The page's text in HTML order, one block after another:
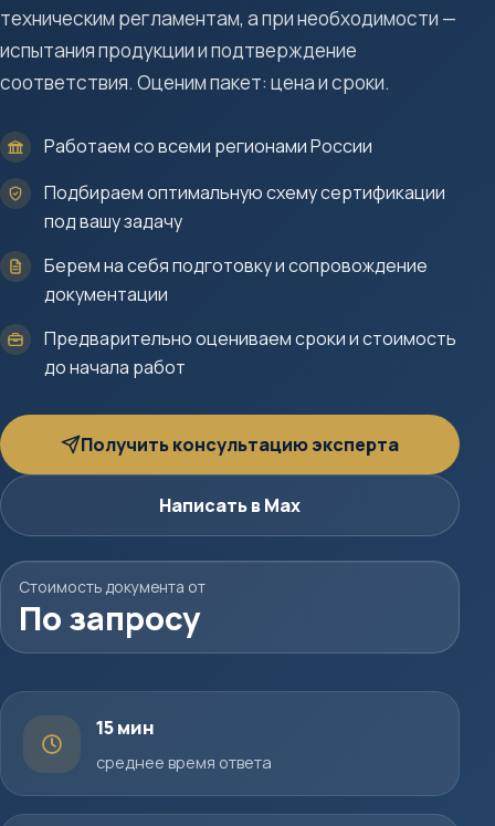
техническим регламентам, а при необходимости —
испытания продукции и подтверждение
соответствия. Оценим пакет: цена и сроки.
Работаем со всеми регионами России
Подбираем оптимальную схему сертификации
под вашу задачу
Берем на себя подготовку и сопровождение
документации
Предварительно оцениваем сроки и стоимость
до начала работ
Получить консультацию эксперта
Написать в Max
Стоимость документа от
По запросу
15 мин
среднее время ответа